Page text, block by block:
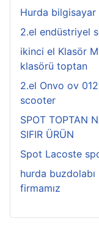
Hurda
2.el endüstriyel
ikinci el Klasör
klasörü toptan
2.el Onvo ov
scooter
SPOT TOPTAN
SIFIR ÜRÜN
Spot Lacoste
hurda
firmamız